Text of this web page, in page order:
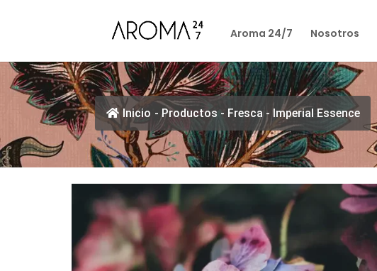
Aroma 24/7 Nosotros
Inicio - Productos - Fresca - Imperial Essence